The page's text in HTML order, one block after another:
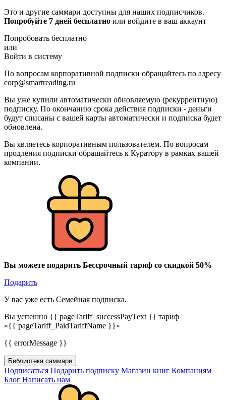
Это и другие саммари доступны для наших подписчиков.
Попробуйте 7 дней бесплатно или войдите в ваш аккаунт
Попробовать бесплатно
или
Войти в систему
По вопросам корпоративной подписки обращайтесь по адресу
corp@smartreading.ru
Вы уже купили автоматически обновляемую (рекуррентную)
подписку. По окончанию срока действия подписки - деньги
будут списаны с вашей карты автоматически и подписка будет
обновлена.
Вы являетесь корпоративным пользователем. По вопросам
продления подписки обращайтесь к Куратору в рамках вашей
компании.
Вы можете подарить Бессрочный тариф со скидкой 50%
Подарить
У вас уже есть Семейная подписка.
Вы успешно {{ pageTariff_successPayText }} тариф
«{{ pageTariff_PaidTariffName }}»
{{ errorMessage }}
Библиотека саммари
Подписаться Подарить подписку Магазин книг Компаниям
Блог Написать нам